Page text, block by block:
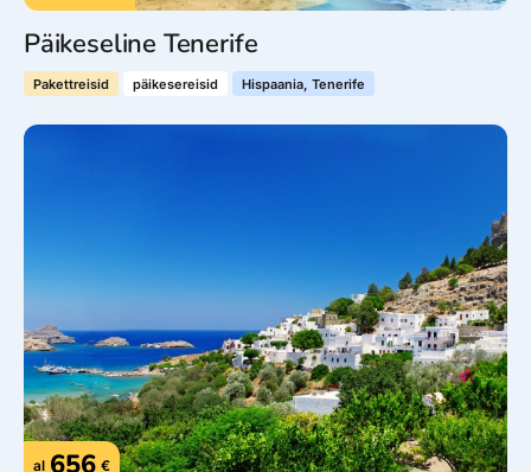
Päikeseline Tenerife
Pakettreisid päikesereisid Hispaania, Tenerife
al 656 €